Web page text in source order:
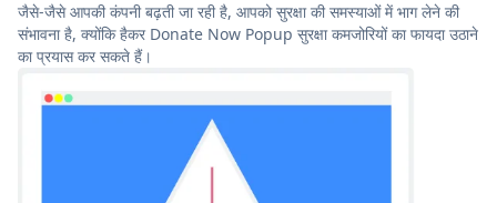
जैसे-जैसे आपकी कंपनी बढ़ती जा रही है, आपको सुरक्षा की समस्याओं में भाग लेने की
संभावना है, क्योंकि हैकर Donate Now Popup सुरक्षा कमजोरियों का फायदा उठाने
का प्रयास कर सकते हैं।